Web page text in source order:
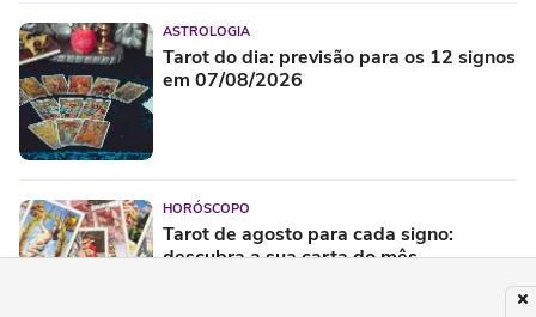
ASTROLOGIA
Tarot do dia: previsão para os 12 signos
em 07/08/2026
HORÓSCOPO
Tarot de agosto para cada signo:
descubra a sua carta do mês